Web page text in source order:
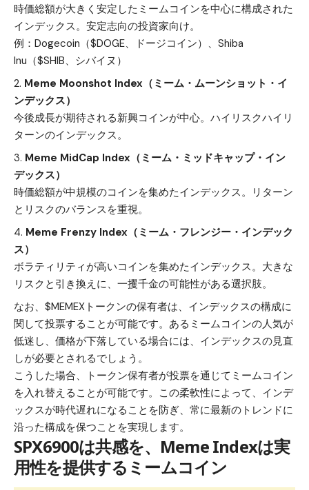
時価総額が大きく安定したミームコインを中心に構成された
インデックス。安定志向の投資家向け。
例： Dogecoin（$DOGE、ドージコイン） 、 Shiba
Inu（$SHIB、シバイヌ）
Meme Moonshot Index（ミーム・ムーンショット・イ
ンデックス）
今後成長が期待される新興コインが中心。ハイリスクハイリ
ターンのインデックス。
Meme MidCap Index（ミーム・ミッドキャップ・イン
デックス）
時価総額が中規模のコインを集めたインデックス。リターン
とリスクのバランスを重視。
Meme Frenzy Index（ミーム・フレンジー・インデック
ス）
ボラティリティが高いコインを集めたインデックス。大きな
リスクと引き換えに、一攫千金の可能性がある選択肢。
なお、$MEMEXトークンの保有者は、インデックスの構成に
関して投票することが可能です。あるミームコインの人気が
低迷し、価格が下落している場合には、インデックスの見直
しが必要とされるでしょう。
こうした場合、トークン保有者が投票を通じてミームコイン
を入れ替えることが可能です。この柔軟性によって、インデ
ックスが時代遅れになることを防ぎ、常に最新のトレンドに
沿った構成を保つことを実現します。
SPX6900は共感を、Meme Indexは実
用性を提供するミームコイン